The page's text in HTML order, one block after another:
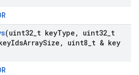
(uint32 t keyType , uint32 t
IdsArraySize , uint8 t & key